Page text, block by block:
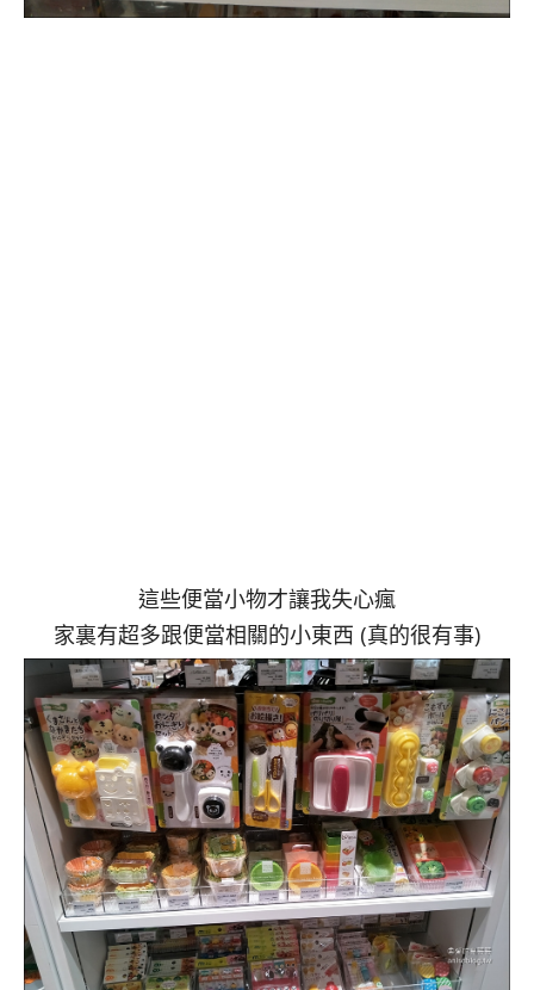
這些便當小物才讓我失心瘋
家裏有超多跟便當相關的小東西 (真的很有事)